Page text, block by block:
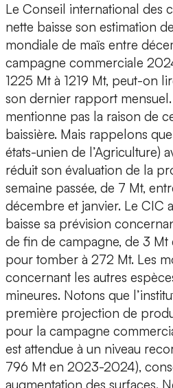
Le Conseil international des
nette baisse son estimation
mondiale de maïs entre
campagne commerciale
1225 Mt à 1219 Mt, peut-on
son dernier rapport
mentionne pas la raison de
baissière. Mais rappelons
états-unien de l’Agriculture)
réduit son évaluation de la
semaine passée, de 7 Mt,
décembre et janvier. Le CIC
baisse sa prévision
de fin de campagne, de 3 Mt
pour tomber à 272 Mt. Les
concernant les autres
mineures. Notons que
première projection de
pour la campagne
est attendue à un niveau
796 Mt en 2023-2024),
augmentation des surfaces.